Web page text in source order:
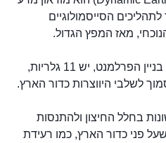
הסייסמולוגיים
מאז המפץ הגדול.
במבנה המוזיאון, הממוקם ליד בניין הפרלמנט, יש 11 גלריות,
לשלבי היווצרות כדור הארץ.
בחלל החיצון ולהתנסות
פני כדור הארץ, כמו רעידת